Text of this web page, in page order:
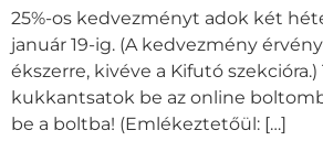
25%-os kedvezményt adok két
január 19-ig. (A kedvezmény
ékszerre, kivéve a Kifutó
kukkantsatok be az online
be a boltba! (Emlékeztetőül: […]